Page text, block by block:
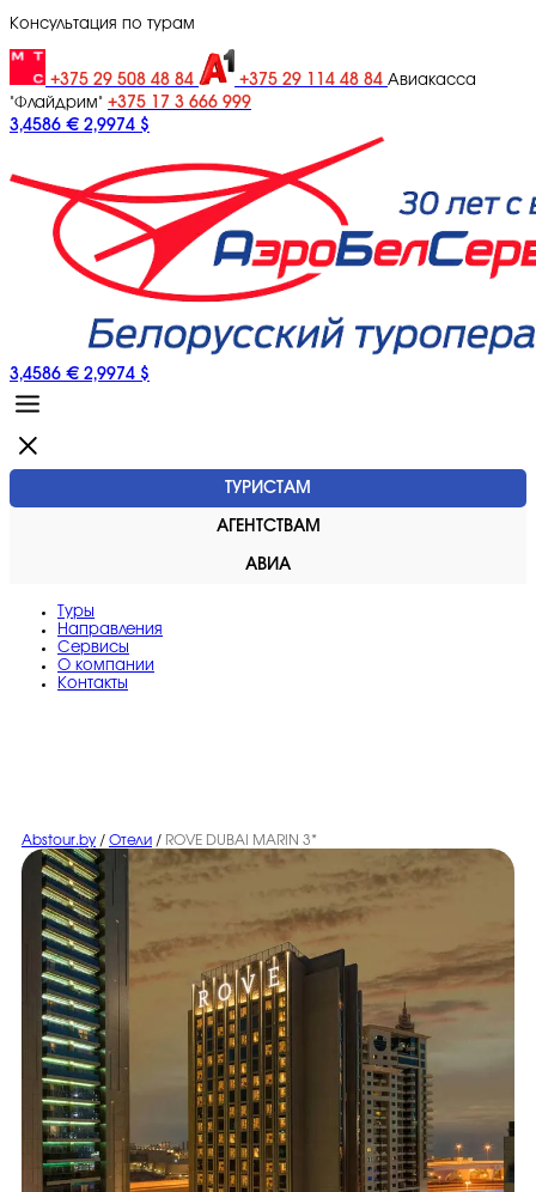
Консультация по турам
+375 29 508 48 84 +375 29 114 48 84 Авиакасса
"Флайдрим" +375 17 3 666 999
3,4586 € 2,9974 $
3,4586 € 2,9974 $
ТУРИСТАМ
АГЕНТСТВАМ
АВИА
Туры
Направления
Сервисы
O компании
Контакты
Abstour.by / Отели / ROVE DUBAI MARIN 3*